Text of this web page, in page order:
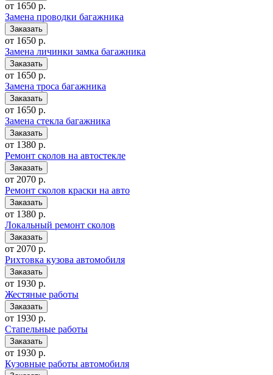
от 1650 р.
Замена проводки багажника
от 1650 р.
Замена личинки замка багажника
от 1650 р.
Замена троса багажника
от 1650 р.
Замена стекла багажника
от 1380 р.
Ремонт сколов на автостекле
от 2070 р.
Ремонт сколов краски на авто
от 1380 р.
Локальный ремонт сколов
от 2070 р.
Рихтовка кузова автомобиля
от 1930 р.
Жестяные работы
от 1930 р.
Стапельные работы
от 1930 р.
Кузовные работы автомобиля